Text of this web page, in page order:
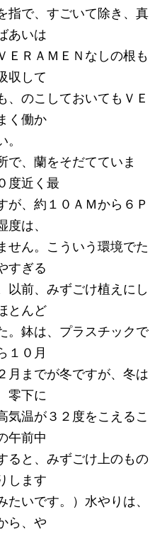
指で、すごいて除き、真
あいは
ＥＲＡＭＥＮなしの根も
収して
、のこしておいてもＶＥ
く働か
で、蘭をそだてていま
度近く最
が、約１０ＡＭから６Ｐ
度は、
せん。こういう環境でた
すぎる
以前、みずごけ植えにし
とんど
。鉢は、プラスチックで
１０月
月までが冬ですが、冬は
零下に
気温が３２度をこえるこ
午前中
ると、みずごけ上のもの
します
いです。）水やりは、
ら、や